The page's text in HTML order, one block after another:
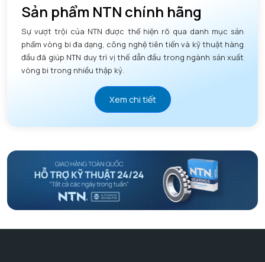
Sản phẩm NTN chính hãng
Sự vượt trội của NTN được thể hiện rõ qua danh mục sản
phẩm vòng bi đa dạng, công nghệ tiên tiến và kỹ thuật hàng
đầu đã giúp NTN duy trì vị thế dẫn đầu trong ngành sản xuất
vòng bi trong nhiều thập kỷ.
Xem chi tiết